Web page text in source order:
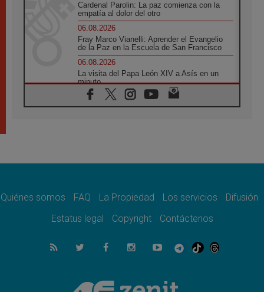
Cardenal Parolin: La paz comienza con la
empatía al dolor del otro
06.08.2026
Fray Marco Vianelli: Aprender el Evangelio
de la Paz en la Escuela de San Francisco
06.08.2026
La visita del Papa León XIV a Asís en un
minuto
06.08.2026
El agradecimiento de los jóvenes al Papa:
Comienzan "Diez Días Oración por la Paz"
Pizzaballa en Asís: los cristianos quieren
06.08.2026
Sturla: La visita de León XIV será una buena
León XIV: La revolución del Evangelio
Quiénes somos FAQ La Propiedad Los servicios
Difusión
Estatus legal
Copyright Contáctenos